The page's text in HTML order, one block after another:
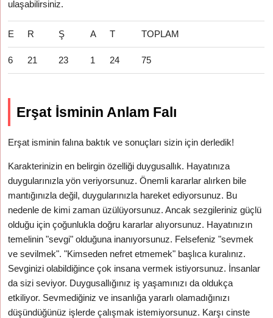
ulaşabilirsiniz.
E R Ş A T TOPLAM
6 21 23 1 24 75
Erşat İsminin Anlam Falı
Erşat isminin falına baktık ve sonuçları sizin için derledik!
Karakterinizin en belirgin özelliği duygusallık. Hayatınıza
duygularınızla yön veriyorsunuz. Önemli kararlar alırken bile
mantığınızla değil, duygularınızla hareket ediyorsunuz. Bu
nedenle de kimi zaman üzülüyorsunuz. Ancak sezgileriniz güçlü
olduğu için çoğunlukla doğru kararlar alıyorsunuz. Hayatınızın
temelinin "sevgi" olduğuna inanıyorsunuz. Felsefeniz "sevmek
ve sevilmek". "Kimseden nefret etmemek" başlıca kuralınız.
Sevginizi olabildiğince çok insana vermek istiyorsunuz. İnsanlar
da sizi seviyor. Duygusallığınız iş yaşamınızı da oldukça
etkiliyor. Sevmediğiniz ve insanlığa yararlı olamadığınızı
düşündüğünüz işlerde çalışmak istemiyorsunuz. Karşı cinste